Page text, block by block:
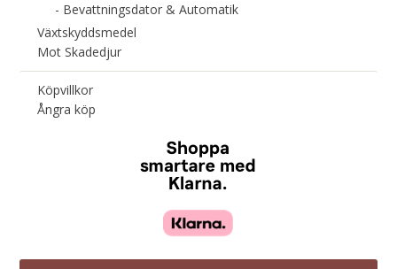
Bevattningsdator & Automatik
Växtskyddsmedel
Mot Skadedjur
Köpvillkor
Ångra köp